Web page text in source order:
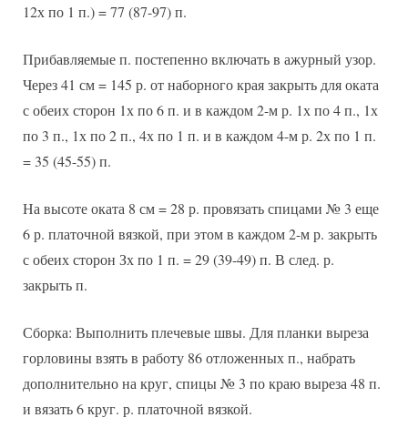
12х по 1 п.) = 77 (87-97) п.
Прибавляемые п. постепенно включать в ажурный узор.
Через 41 см = 145 р. от наборного края закрыть для оката
с обеих сторон 1х по 6 п. и в каждом 2-м р. 1х по 4 п., 1х
по 3 п., 1х по 2 п., 4х по 1 п. и в каждом 4-м р. 2х по 1 п.
= 35 (45-55) п.
На высоте оката 8 см = 28 р. провязать спицами № 3 еще
6 р. платочной вязкой, при этом в каждом 2-м р. закрыть
с обеих сторон Зх по 1 п. = 29 (39-49) п. В след. р.
закрыть п.
Сборка: Выполнить плечевые швы. Для планки выреза
горловины взять в работу 86 отложенных п., набрать
дополнительно на круг, спицы № 3 по краю выреза 48 п.
и вязать 6 круг. р. платочной вязкой.